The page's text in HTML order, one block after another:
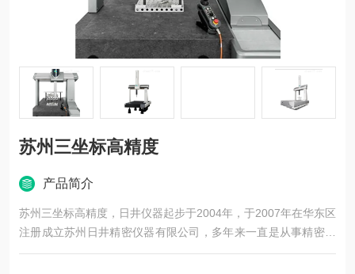
苏州三坐标高精度
产品简介
苏州三坐标高精度，日井仪器起步于2004年，于2007年在华东区
注册成立苏州日井精密仪器有限公司，多年来一直是从事精密量
测仪器销售及配套售后维修服务为一体的精密仪器公司。